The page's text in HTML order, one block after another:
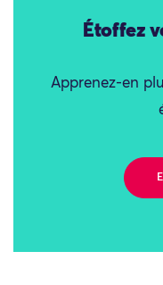
Étoffez
Apprenez-en